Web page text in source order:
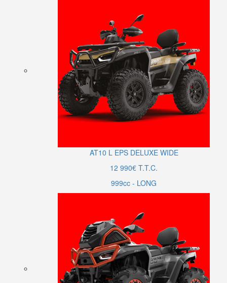
AT10 L EPS DELUXE WIDE
12 990€ T.T.C.
999cc - LONG